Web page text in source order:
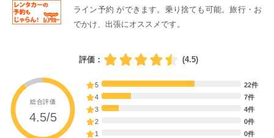
ライン予約 ができます。乗り捨ても可能。旅行・お
でかけ、出張にオススメです。
評価： (4.5)
総合評価
4.5/5
5
22件
4
7件
3
4件
2
0件
1
0件